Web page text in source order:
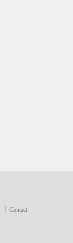
Contact